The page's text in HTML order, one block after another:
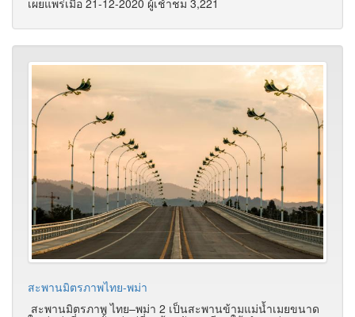
เผยแพร่เมื่อ 21-12-2020 ผู้เช้าชม 3,221
สะพานมิตรภาพไทย-พม่า
สะพานมิตรภาพ ไทย–พม่า 2 เป็นสะพานข้ามแม่น้ำเมยขนาด